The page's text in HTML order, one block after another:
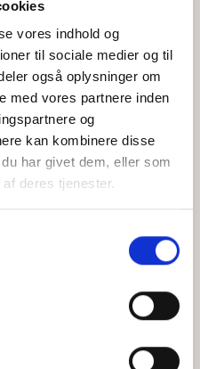
vores indhold og
til sociale medier og til
også oplysninger om
med vores partnere inden
og
kan kombinere disse
har givet dem, eller som
deres tjenester.
mine personoplysninger i